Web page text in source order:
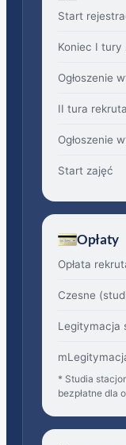
Start
Koniec I tury
Ogłoszenie
II tura
Ogłoszenie
Start zajęć
Opłaty
Opłata
Czesne
Legitymacja
* Studia
bezpłatne dla